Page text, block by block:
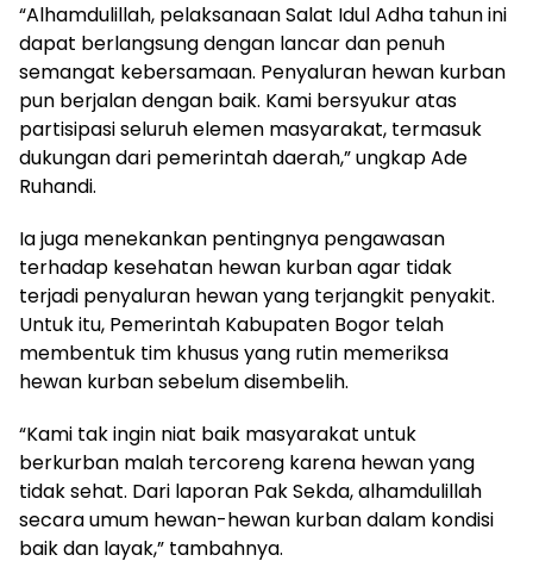
“Alhamdulillah, pelaksanaan Salat Idul Adha tahun ini
dapat berlangsung dengan lancar dan penuh
semangat kebersamaan. Penyaluran hewan kurban
pun berjalan dengan baik. Kami bersyukur atas
partisipasi seluruh elemen masyarakat, termasuk
dukungan dari pemerintah daerah,” ungkap Ade
Ruhandi.
Ia juga menekankan pentingnya pengawasan
terhadap kesehatan hewan kurban agar tidak
terjadi penyaluran hewan yang terjangkit penyakit.
Untuk itu, Pemerintah Kabupaten Bogor telah
membentuk tim khusus yang rutin memeriksa
hewan kurban sebelum disembelih.
“Kami tak ingin niat baik masyarakat untuk
berkurban malah tercoreng karena hewan yang
tidak sehat. Dari laporan Pak Sekda, alhamdulillah
secara umum hewan-hewan kurban dalam kondisi
baik dan layak,” tambahnya.